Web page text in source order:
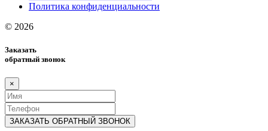
Политика конфиденциальности
© 2026
Заказать
обратный звонок
×
ЗАКАЗАТЬ ОБРАТНЫЙ ЗВОНОК